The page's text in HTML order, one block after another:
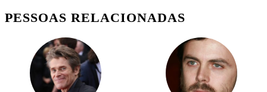
PESSOAS RELACIONADAS